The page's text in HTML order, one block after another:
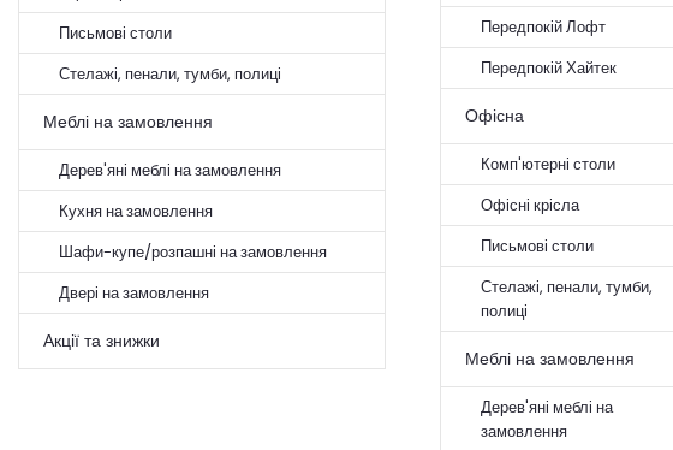
Письмові столи
Стелажі, пенали, тумби, полиці
Меблі на замовлення
Дерев'яні меблі на замовлення
Кухня на замовлення
Шафи-купе/розпашні на замовлення
Двері на замовлення
Акції та знижки
Передпокій Лофт
Передпокій Хайтек
Офісна
Комп'ютерні столи
Офісні крісла
Письмові столи
Стелажі, пенали, тумби,
полиці
Меблі на замовлення
Дерев'яні меблі на
замовлення